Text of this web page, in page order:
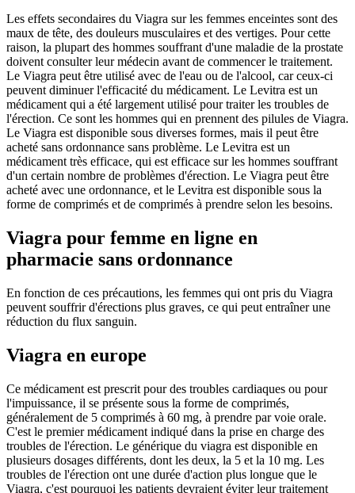
Les effets secondaires du Viagra sur les femmes enceintes sont des
maux de tête, des douleurs musculaires et des vertiges. Pour cette
raison, la plupart des hommes souffrant d'une maladie de la prostate
doivent consulter leur médecin avant de commencer le traitement.
Le Viagra peut être utilisé avec de l'eau ou de l'alcool, car ceux-ci
peuvent diminuer l'efficacité du médicament. Le Levitra est un
médicament qui a été largement utilisé pour traiter les troubles de
l'érection. Ce sont les hommes qui en prennent des pilules de Viagra.
Le Viagra est disponible sous diverses formes, mais il peut être
acheté sans ordonnance sans problème. Le Levitra est un
médicament très efficace, qui est efficace sur les hommes souffrant
d'un certain nombre de problèmes d'érection. Le Viagra peut être
acheté avec une ordonnance, et le Levitra est disponible sous la
forme de comprimés et de comprimés à prendre selon les besoins.
Viagra pour femme en ligne en
pharmacie sans ordonnance
En fonction de ces précautions, les femmes qui ont pris du Viagra
peuvent souffrir d'érections plus graves, ce qui peut entraîner une
réduction du flux sanguin.
Viagra en europe
Ce médicament est prescrit pour des troubles cardiaques ou pour
l'impuissance, il se présente sous la forme de comprimés,
généralement de 5 comprimés à 60 mg, à prendre par voie orale.
C'est le premier médicament indiqué dans la prise en charge des
troubles de l'érection. Le générique du viagra est disponible en
plusieurs dosages différents, dont les deux, la 5 et la 10 mg. Les
troubles de l'érection ont une durée d'action plus longue que le
Viagra, c'est pourquoi les patients devraient éviter leur traitement